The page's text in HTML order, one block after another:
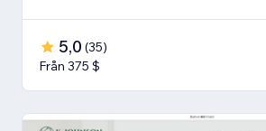
5,0 (35)
Från 375 $